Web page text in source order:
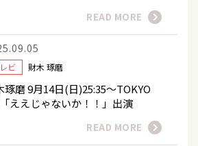
READ MORE
ビ 財木 琢磨
琢磨 9月14日(日)25:35～TOKYO
ええじゃないか！！」出演
READ MORE